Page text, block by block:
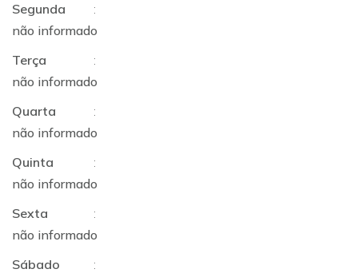
Segunda
:
não informado
Terça
:
não informado
Quarta
:
não informado
Quinta
:
não informado
Sexta
:
não informado
Sábado
: